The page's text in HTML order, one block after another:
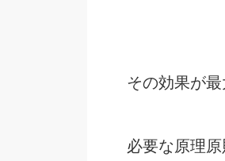
その効果が
必要な原理